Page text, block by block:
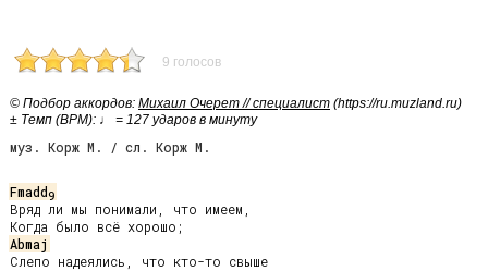
9 голосов
© Подбор аккордов: Михаил Очерет // специалист (https://ru.muzland.ru)
± Темп (BPM): ♩ = 127 ударов в минуту
муз. Корж М. / сл. Корж М.
Fmadd9
Вряд ли мы понимали, что имеем,
Abmaj
Слепо надеялись, что кто-то свыше